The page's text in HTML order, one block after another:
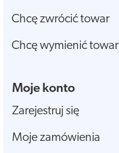
Chcę zwrócić towar
Chcę wymienić towar
Moje konto
Zarejestruj się
Moje zamówienia